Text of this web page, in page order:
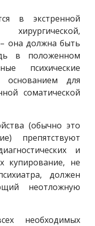
в экстренной
она должна быть
в положенном
психические
основанием для
соматической
(обычно это
препятствуют
и
купирование, не
должен
неотложную
необходимых